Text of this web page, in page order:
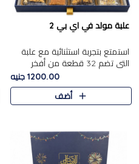
علبة مولد في اي بي 2
استمتع بتجربة استثنائية مع علبة
التي تضم 32 قطعة من أفخر
حلويات المولد الشرقية، في تشكيلة
تجمع بين الأصالة والاختيارات
الفاخرة. تحتوي العلبة..
1200.00 جنيه
أضف